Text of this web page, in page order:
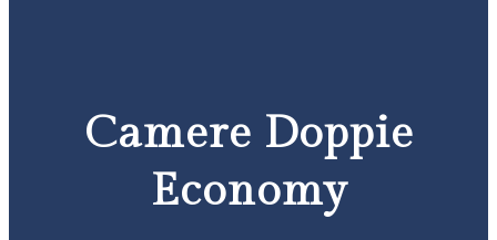
Camere Doppie
Economy